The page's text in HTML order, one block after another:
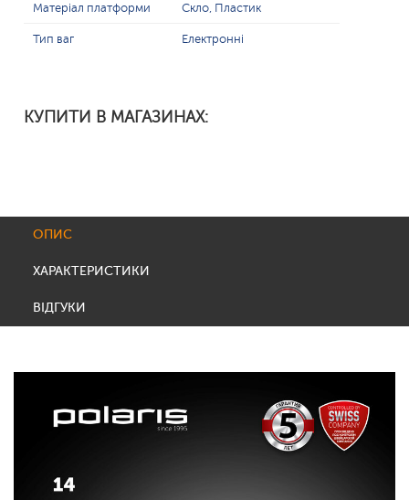
Матеріал платформи Скло, Пластик
Тип ваг Електронні
КУПИТИ В МАГАЗИНАХ:
ОПИС
ХАРАКТЕРИСТИКИ
ВІДГУКИ